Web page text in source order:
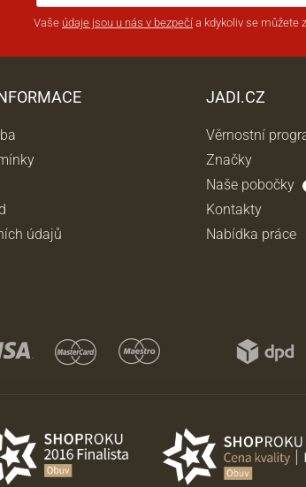
Vaše údaje jsou u nás v bezpečí a kdykoliv se můžete
údajů
JADI.CZ
Věrnostní
Značky
Naše pobočky
Kontakty
Nabídka práce